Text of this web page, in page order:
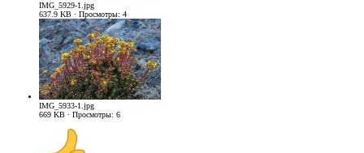
IMG_5929-1.jpg
637.9 KB · Просмотры: 4
IMG_5933-1.jpg
669 KB · Просмотры: 6